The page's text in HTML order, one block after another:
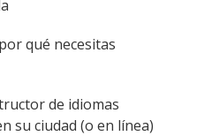
qué necesitas
de idiomas
su ciudad (o en línea)